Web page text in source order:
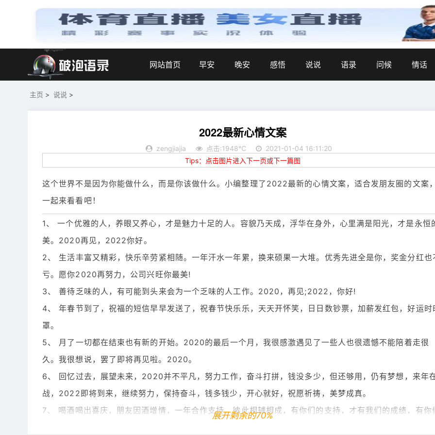
网站首页 早安 晚安 感悟 说说 语录 问候 情话
主页 > 说说 >
2022最新心情文案
zengjiajia 点击:1948℃
2021-01-04 16:11:20
Tips：点击图片进入下一页或下一篇图
这个世界不是因为你能做什么，而是你该做什么。小编整理了2022最新的心情文案，适合发朋友圈的文案，
一起来看看吧！
1、 一个优雅的人，养眼又养心，才是魅力十足的人。容貌乃天成，浮华在身外，心里满是阳光，才是永恒
美。2020再见，2022你好。
2、 生活丰富又精彩，快乐辛劳紧相随。一年汗水一年累，换来硕果一大堆。优秀先进全是你，奖金分红也
亏。愿你2020再努力，公司兴旺你最美!
3、 善待乏味的人，有可能到头来会为一个乏味的人工作。2020，再见;2022，你好!
4、 年春节到了，祝福的短信早早发送了，祝春节快乐乐，天天开怀笑，日日数钞票，加薪发红包，好运时
罩。
5、 月了一切都在结束也有新的开始。2020的最后一个月，我很感激遇见了一些人也很遗憾不能陪着走很
久。我很想说，罢了即将再见啦。2020。
6、 回忆过去，展望未来，2020并不平凡，努力工作，奋斗打拼，钱没多少，但还够用，仍有梦想，来年
战，2022即将到来，继续努力，保持奋斗，钱多钱少，开心就好，祝愿祈祷，美梦成真。
7、 喝酒喝出喜庆，朋友因酒增情，一年合作支持，彼此相辅相成，有你们的支持，才有我们的成绩，有你
展开剩余的70%